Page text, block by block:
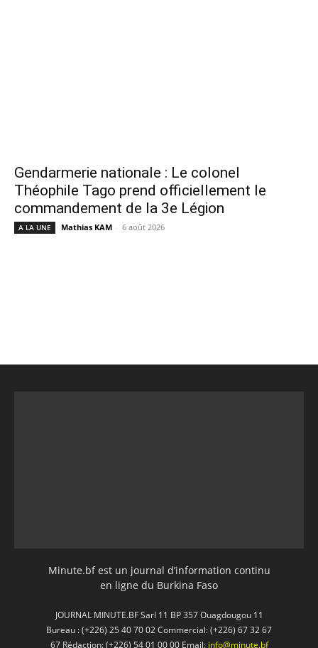
Gendarmerie nationale : Le colonel
Théophile Tago prend officiellement le
commandement de la 3e Légion
A LA UNE Mathias KAM - 6 août 2026
Minute.bf est un journal d’information continu
en ligne du Burkina Faso
JOURNAL MINUTE.BF Sarl 11 BP 357 Ouagdougou 11
Bureau : (+226) 25 40 70 02 Commercial: (+226) 67 32 67
67 Rédaction: (+226) 54 01 00 00 Email: info@minute.bf